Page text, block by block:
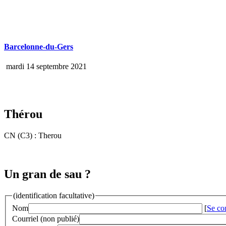
Barcelonne-du-Gers
mardi 14 septembre 2021
Thérou
CN (C3) : Therou
Un gran de sau ?
(identification facultative)
Nom
[Se
Courriel (non publié)